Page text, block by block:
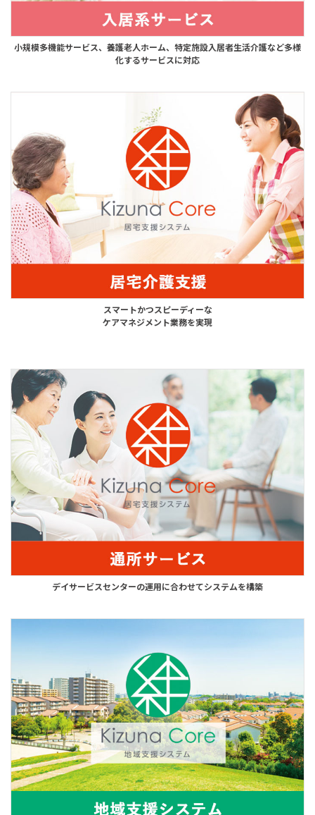
小規模多機能サービス、養護老人ホーム、特定施設入居者生活介護など多様
化するサービスに対応
スマートかつスピーディーな
ケアマネジメント業務を実現
デイサービスセンターの運用に合わせてシステムを構築